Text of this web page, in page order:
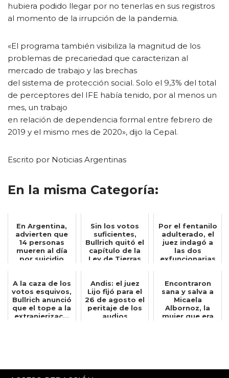
hubiera podido llegar por no tenerlas en sus registros
al momento de la irrupción de la pandemia.
«El programa también visibiliza la magnitud de los
problemas de precariedad que caracterizan al
mercado de trabajo y las brechas
del sistema de protección social. Solo el 9,3% del total
de perceptores del IFE había tenido, por al menos un
mes, un trabajo
en relación de dependencia formal entre febrero de
2019 y el mismo mes de 2020», dijo la Cepal.
Escrito por Noticias Argentinas
En la misma Categoría:
En Argentina,
advierten que
14 personas
mueren al día
por suicidio
Sin los votos
suficientes,
Bullrich quitó el
capítulo de la
Ley de Tierras
Por el fentanilo
adulterado, el
juez indagó a
las dos
exfuncionarias
A la caza de los
votos esquivos,
Bullrich anunció
que el tope a la
extranjerizac...
Andis: el juez
Lijo fijó para el
26 de agosto el
peritaje de los
audios
Encontraron
sana y salva a
Micaela
Albornoz, la
mujer que era